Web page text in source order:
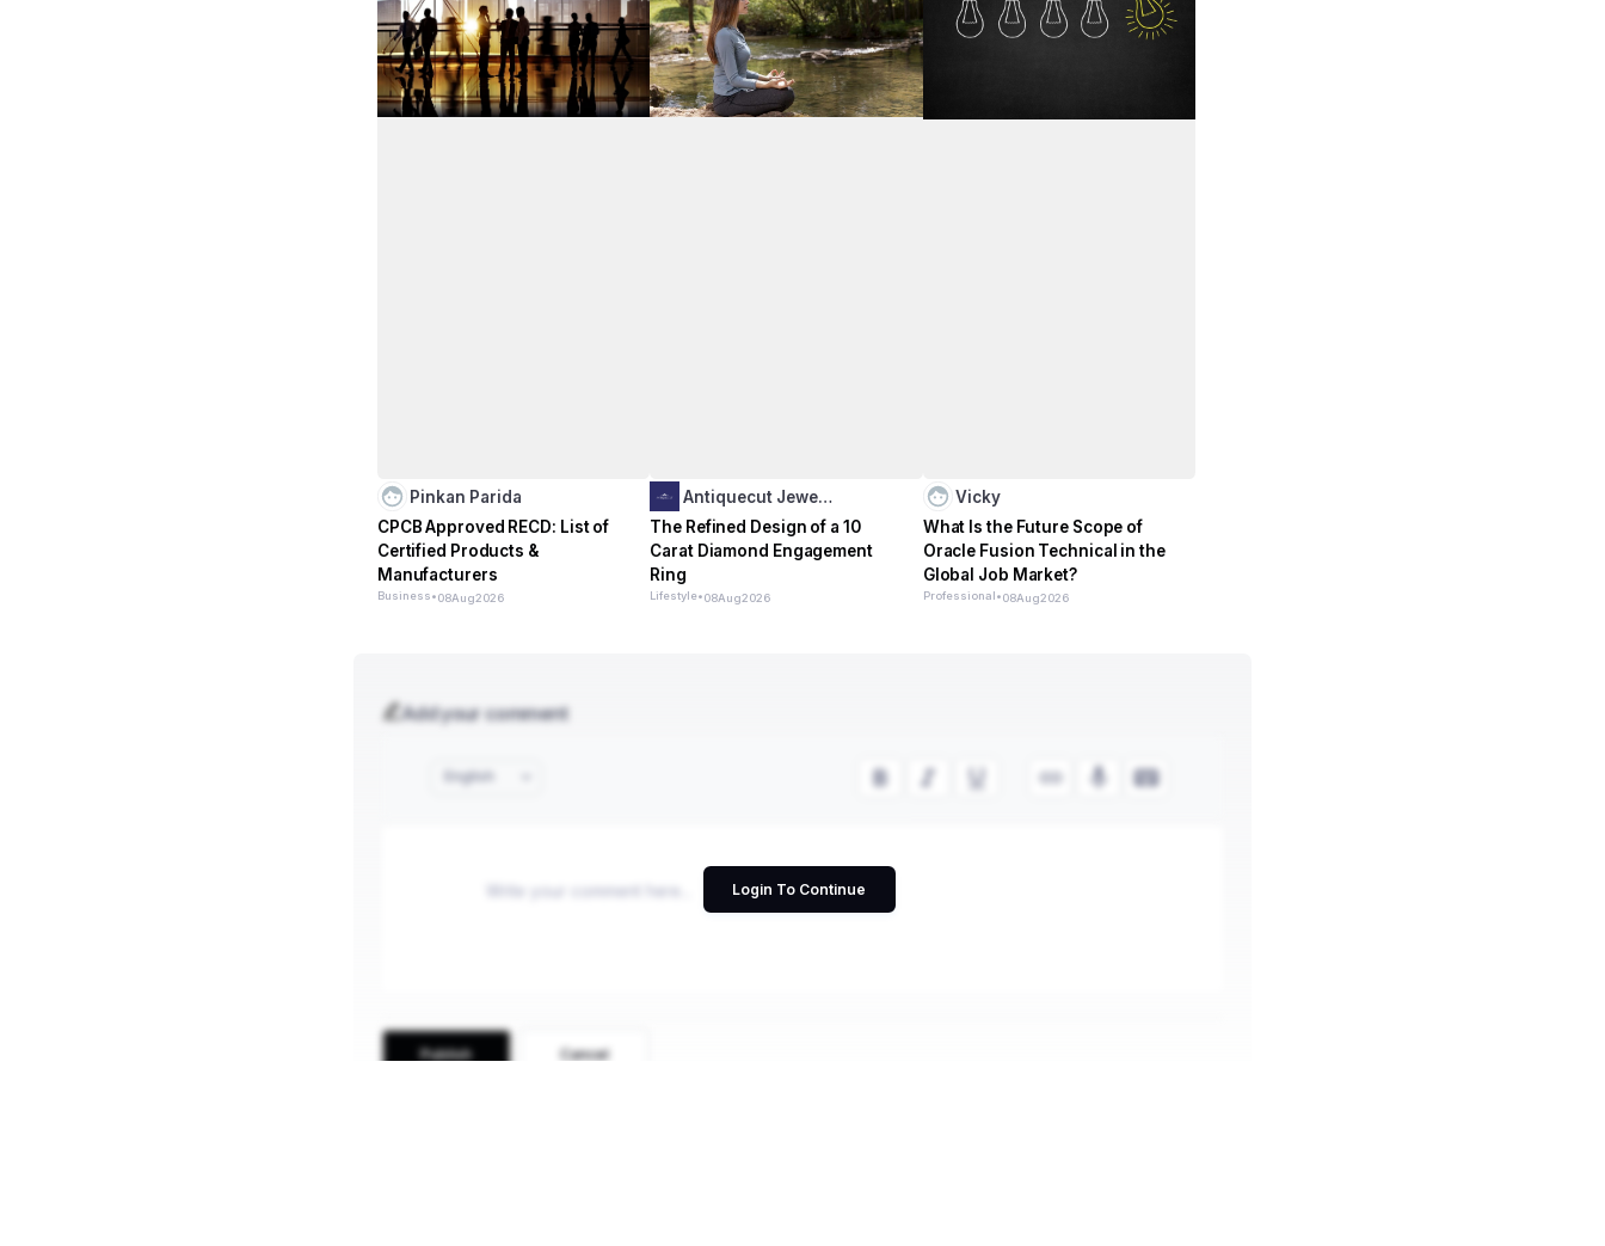
Pinkan Parida
CPCB Approved RECD: List of
Certified Products &
Manufacturers
Business•08Aug2026
Antiquecut Jewe…
The Refined Design of a 10
Carat Diamond Engagement
Ring
Lifestyle•08Aug2026
Vicky
What Is the Future Scope of
Oracle Fusion Technical in the
Global Job Market?
Professional•08Aug2026
Add your comment
Login To Continue
English
Publish Cancel